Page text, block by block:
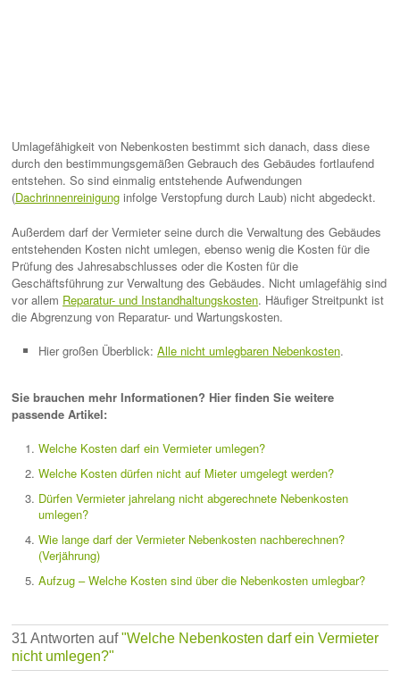
Umlagefähigkeit von Nebenkosten bestimmt sich danach, dass diese
durch den bestimmungsgemäßen Gebrauch des Gebäudes fortlaufend
entstehen. So sind einmalig entstehende Aufwendungen
(Dachrinnenreinigung infolge Verstopfung durch Laub) nicht abgedeckt.
Außerdem darf der Vermieter seine durch die Verwaltung des Gebäudes
entstehenden Kosten nicht umlegen, ebenso wenig die Kosten für die
Prüfung des Jahresabschlusses oder die Kosten für die
Geschäftsführung zur Verwaltung des Gebäudes. Nicht umlagefähig sind
vor allem Reparatur- und Instandhaltungskosten. Häufiger Streitpunkt ist
die Abgrenzung von Reparatur- und Wartungskosten.
Hier großen Überblick: Alle nicht umlegbaren Nebenkosten.
Sie brauchen mehr Informationen? Hier finden Sie weitere
passende Artikel:
Welche Kosten darf ein Vermieter umlegen?
Welche Kosten dürfen nicht auf Mieter umgelegt werden?
Dürfen Vermieter jahrelang nicht abgerechnete Nebenkosten
umlegen?
Wie lange darf der Vermieter Nebenkosten nachberechnen?
(Verjährung)
Aufzug – Welche Kosten sind über die Nebenkosten umlegbar?
31 Antworten auf"Welche Nebenkosten darf ein Vermieter
nicht umlegen?"